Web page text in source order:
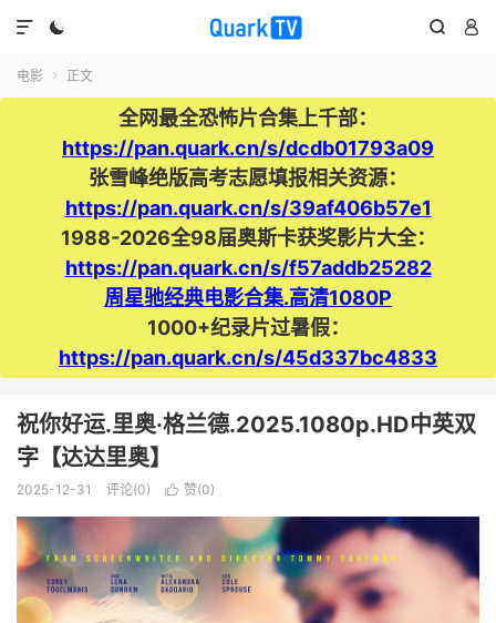
  

电影  正文
全网最全恐怖片合集上千部：
https://pan.quark.cn/s/dcdb01793a09
张雪峰绝版高考志愿填报相关资源：
https://pan.quark.cn/s/39af406b57e1
1988-2026全98届奥斯卡获奖影片大全：
https://pan.quark.cn/s/f57addb25282
周星驰经典电影合集.高清1080P
1000+纪录片过暑假：
https://pan.quark.cn/s/45d337bc4833
祝你好运.里奥·格兰德.2025.1080p.HD中英双
字【达达里奥】
2025-12-31 评论(0)  赞(0)